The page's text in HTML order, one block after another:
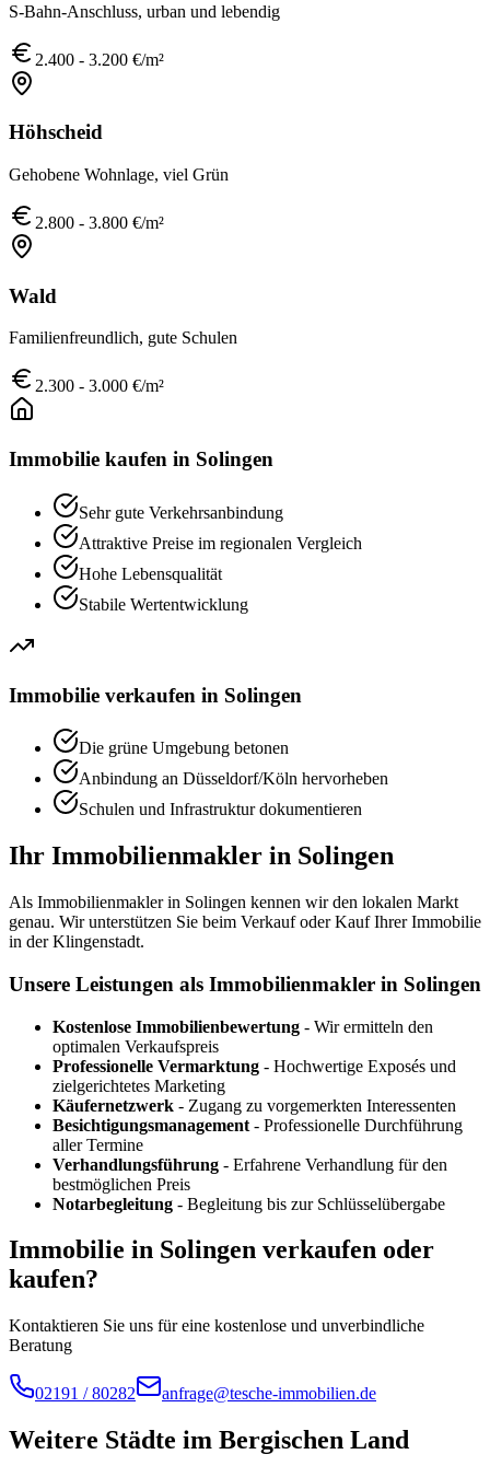
S-Bahn-Anschluss, urban und lebendig
2.400 - 3.200 €/m²
Höhscheid
Gehobene Wohnlage, viel Grün
2.800 - 3.800 €/m²
Wald
Familienfreundlich, gute Schulen
2.300 - 3.000 €/m²
Immobilie kaufen in Solingen
Sehr gute Verkehrsanbindung
Attraktive Preise im regionalen Vergleich
Hohe Lebensqualität
Stabile Wertentwicklung
Immobilie verkaufen in Solingen
Die grüne Umgebung betonen
Anbindung an Düsseldorf/Köln hervorheben
Schulen und Infrastruktur dokumentieren
Ihr Immobilienmakler in Solingen
Als Immobilienmakler in Solingen kennen wir den lokalen Markt
genau. Wir unterstützen Sie beim Verkauf oder Kauf Ihrer Immobilie
in der Klingenstadt.
Unsere Leistungen als Immobilienmakler in Solingen
Kostenlose Immobilienbewertung - Wir ermitteln den
optimalen Verkaufspreis
Professionelle Vermarktung - Hochwertige Exposés und
zielgerichtetes Marketing
Käufernetzwerk - Zugang zu vorgemerkten Interessenten
Besichtigungsmanagement - Professionelle Durchführung
aller Termine
Verhandlungsführung - Erfahrene Verhandlung für den
bestmöglichen Preis
Notarbegleitung - Begleitung bis zur Schlüsselübergabe
Immobilie in Solingen verkaufen oder
kaufen?
Kontaktieren Sie uns für eine kostenlose und unverbindliche
Beratung
02191 / 80282 anfrage@tesche-immobilien.de
Weitere Städte im Bergischen Land